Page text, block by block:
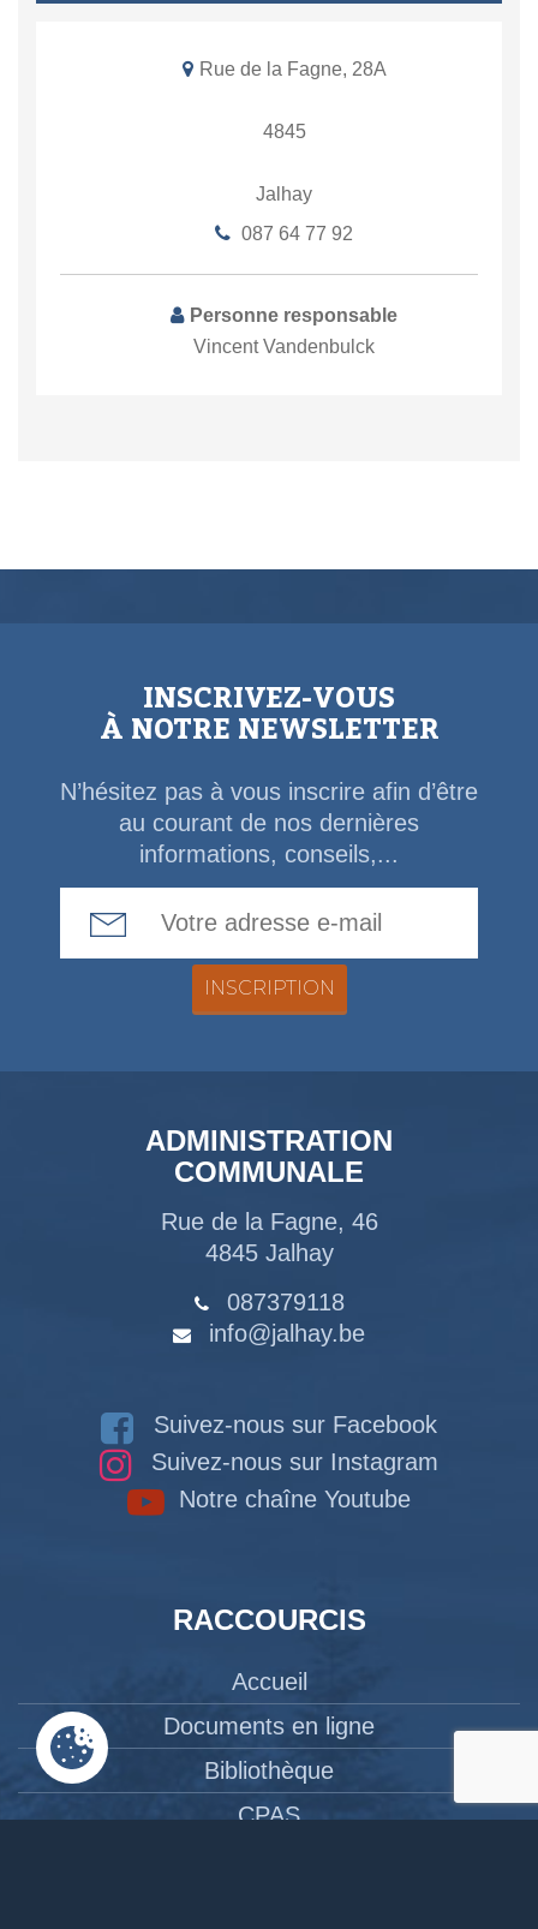
Rue de la Fagne, 28A
4845
Jalhay
087 64 77 92
Personne responsable
Vincent Vandenbulck
INSCRIVEZ-VOUS
À NOTRE NEWSLETTER
N’hésitez pas à vous inscrire afin d’être
au courant de nos dernières
informations, conseils,...
ADMINISTRATION
COMMUNALE
Rue de la Fagne, 46
4845 Jalhay
087379118
info@jalhay.be
Suivez-nous sur Facebook
Suivez-nous sur Instagram
Notre chaîne Youtube
RACCOURCIS
Accueil
Documents en ligne
Bibliothèque
CPAS